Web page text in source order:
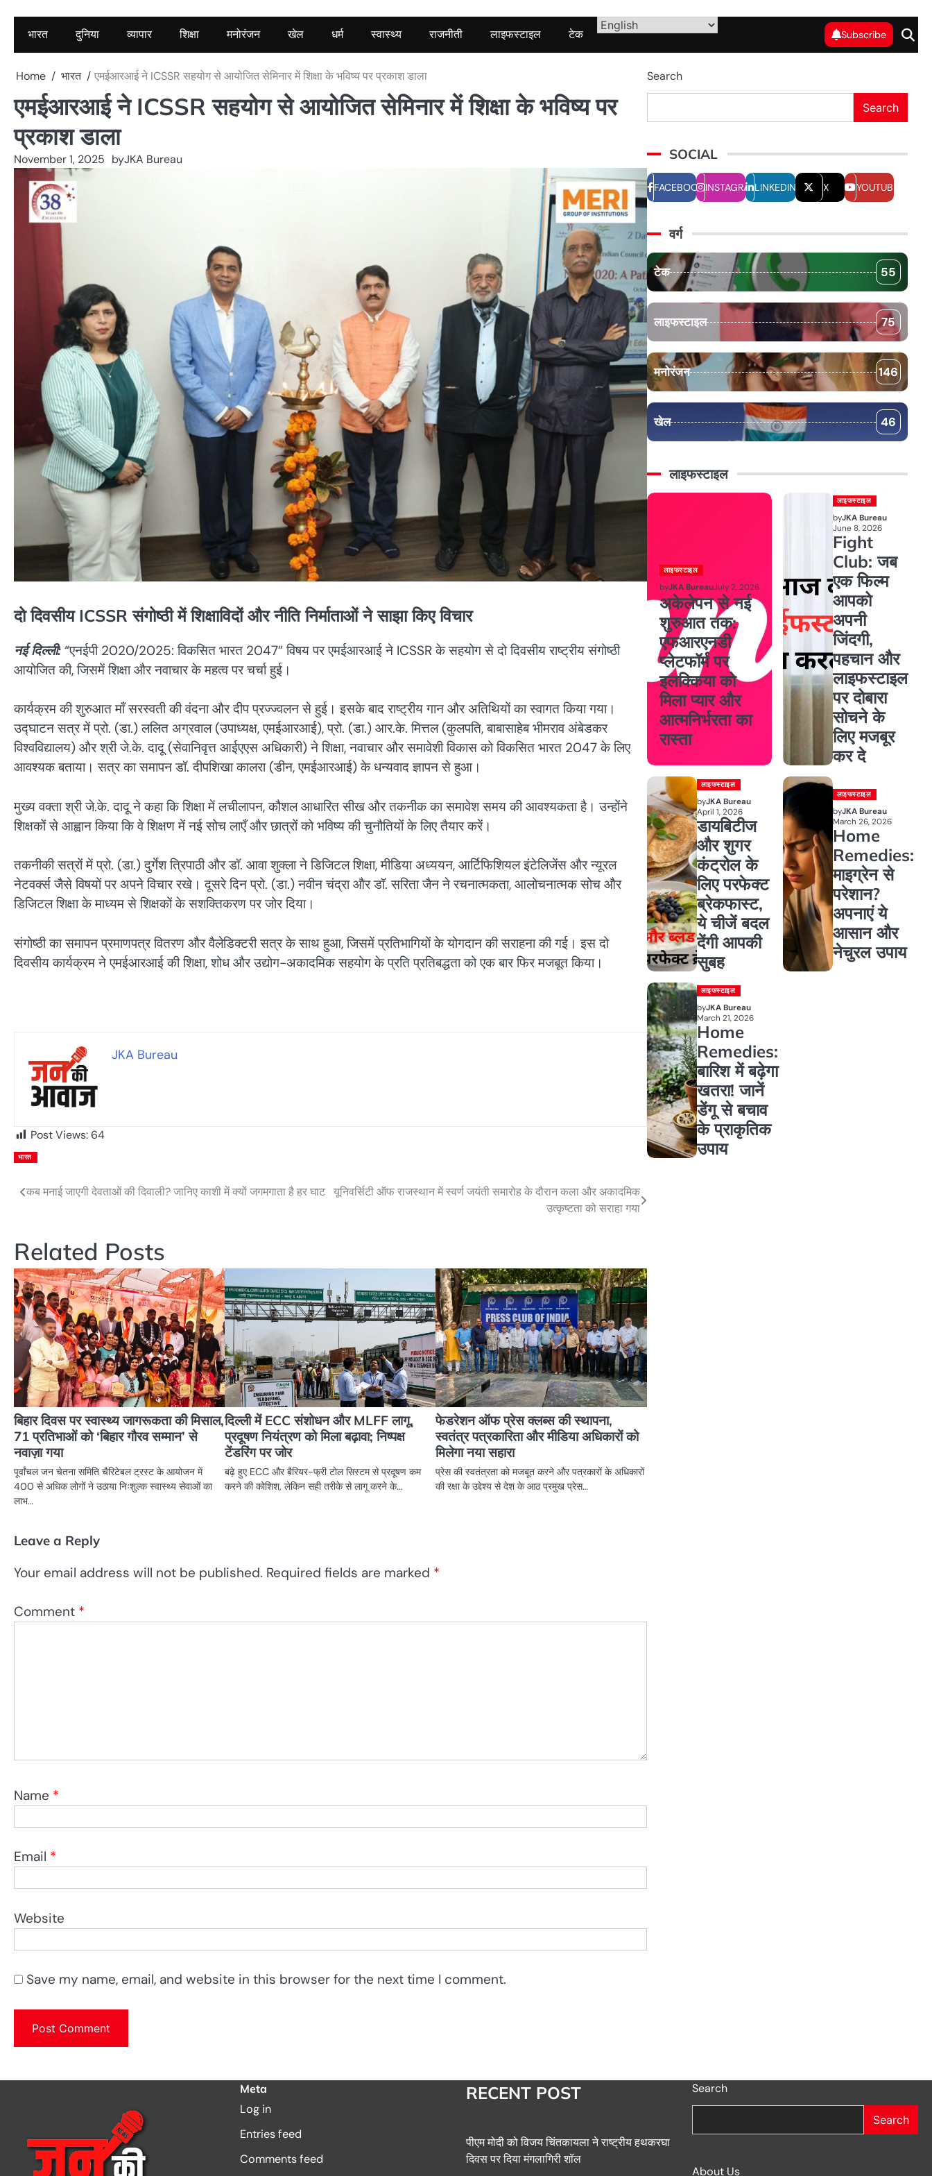
भारत दुनिया व्यापार शिक्षा मनोरंजन खेल धर्म स्वास्थ्य राजनीती लाइफस्टाइल टेक Subscribe
Home भारत एमईआरआई ने ICSSR सहयोग से आयोजित सेमिनार में शिक्षा के भविष्य पर प्रकाश डाला
एमईआरआई ने ICSSR सहयोग से आयोजित सेमिनार में शिक्षा के भविष्य पर
प्रकाश डाला
November 1, 2025 byJKA Bureau
दो दिवसीय ICSSR संगोष्ठी में शिक्षाविदों और नीति निर्माताओं ने साझा किए विचार
नई दिल्ली: “एनईपी 2020/2025: विकसित भारत 2047” विषय पर एमईआरआई ने ICSSR के सहयोग से दो दिवसीय राष्ट्रीय संगोष्ठी
आयोजित की, जिसमें शिक्षा और नवाचार के महत्व पर चर्चा हुई।
कार्यक्रम की शुरुआत माँ सरस्वती की वंदना और दीप प्रज्ज्वलन से हुई। इसके बाद राष्ट्रीय गान और अतिथियों का स्वागत किया गया।
उद्घाटन सत्र में प्रो. (डा.) ललित अग्रवाल (उपाध्यक्ष, एमईआरआई), प्रो. (डा.) आर.के. मित्तल (कुलपति, बाबासाहेब भीमराव अंबेडकर
विश्वविद्यालय) और श्री जे.के. दादू (सेवानिवृत्त आईएएस अधिकारी) ने शिक्षा, नवाचार और समावेशी विकास को विकसित भारत 2047 के लिए
आवश्यक बताया। सत्र का समापन डॉ. दीपशिखा कालरा (डीन, एमईआरआई) के धन्यवाद ज्ञापन से हुआ।
मुख्य वक्ता श्री जे.के. दादू ने कहा कि शिक्षा में लचीलापन, कौशल आधारित सीख और तकनीक का समावेश समय की आवश्यकता है। उन्होंने
शिक्षकों से आह्वान किया कि वे शिक्षण में नई सोच लाएँ और छात्रों को भविष्य की चुनौतियों के लिए तैयार करें।
तकनीकी सत्रों में प्रो. (डा.) दुर्गेश त्रिपाठी और डॉ. आवा शुक्ला ने डिजिटल शिक्षा, मीडिया अध्ययन, आर्टिफिशियल इंटेलिजेंस और न्यूरल
नेटवर्क्स जैसे विषयों पर अपने विचार रखे। दूसरे दिन प्रो. (डा.) नवीन चंद्रा और डॉ. सरिता जैन ने रचनात्मकता, आलोचनात्मक सोच और
डिजिटल शिक्षा के माध्यम से शिक्षकों के सशक्तिकरण पर जोर दिया।
संगोष्ठी का समापन प्रमाणपत्र वितरण और वैलेडिक्टरी सत्र के साथ हुआ, जिसमें प्रतिभागियों के योगदान की सराहना की गई। इस दो
दिवसीय कार्यक्रम ने एमईआरआई की शिक्षा, शोध और उद्योग-अकादमिक सहयोग के प्रति प्रतिबद्धता को एक बार फिर मजबूत किया।
JKA Bureau
Post Views: 64
भारत
Post
कब मनाई जाएगी देवताओं की दिवाली? जानिए काशी में क्यों जगमगाता है हर घाट यूनिवर्सिटी ऑफ राजस्थान में स्वर्ण जयंती समारोह के दौरान कला और अकादमिक
उत्कृष्टता को सराहा गया
Related Posts
बिहार दिवस पर स्वास्थ्य जागरूकता की मिसाल,
71 प्रतिभाओं को ‘बिहार गौरव सम्मान’ से
नवाज़ा गया
पूर्वांचल जन चेतना समिति चैरिटेबल ट्रस्ट के आयोजन में
400 से अधिक लोगों ने उठाया निःशुल्क स्वास्थ्य सेवाओं का
लाभ…
दिल्ली में ECC संशोधन और MLFF लागू,
प्रदूषण नियंत्रण को मिला बढ़ावा; निष्पक्ष
टेंडरिंग पर जोर
बढ़े हुए ECC और बैरियर-फ्री टोल सिस्टम से प्रदूषण कम
करने की कोशिश, लेकिन सही तरीके से लागू करने के…
फेडरेशन ऑफ प्रेस क्लब्स की स्थापना,
स्वतंत्र पत्रकारिता और मीडिया अधिकारों को
मिलेगा नया सहारा
प्रेस की स्वतंत्रता को मजबूत करने और पत्रकारों के अधिकारों
की रक्षा के उद्देश्य से देश के आठ प्रमुख प्रेस…
Leave a Reply
Your email address will not be published. Required fields are marked *
Comment *
Name *
Email *
Website
Save my name, email, and website in this browser for the next time I comment.
Search
Search
SOCIAL
FACEBOOKINSTAGRAMLINKEDIN X YOUTUBE
वर्ग
टेक 55
लाइफस्टाइल 75
मनोरंजन 146
खेल 46
लाइफस्टाइल
लाइफस्टाइल
byJKA BureauJuly 2, 2026
अकेलेपन से नई
शुरुआत तक:
एफआरएनडी
प्लेटफॉर्म पर
इलक्किया को
मिला प्यार और
आत्मनिर्भरता का
रास्ता
लाइफस्टाइल
byJKA Bureau
June 8, 2026
Fight
Club: जब
एक फिल्म
आपको
अपनी
जिंदगी,
पहचान और
लाइफस्टाइल
पर दोबारा
सोचने के
लिए मजबूर
कर दे
लाइफस्टाइल
byJKA Bureau
April 1, 2026
डायबिटीज
और शुगर
कंट्रोल के
लिए परफेक्ट
ब्रेकफास्ट,
ये चीजें बदल
देंगी आपकी
सुबह
लाइफस्टाइल
byJKA Bureau
March 26, 2026
Home
Remedies:
माइग्रेन से
परेशान?
अपनाएं ये
आसान और
नेचुरल उपाय
लाइफस्टाइल
byJKA Bureau
March 21, 2026
Home
Remedies:
बारिश में बढ़ेगा
खतरा! जानें
डेंगू से बचाव
के प्राकृतिक
उपाय
Meta
Log in
Entries feed
Comments feed
RECENT POST
पीएम मोदी को विजय चिंतकायला ने राष्ट्रीय हथकरघा
दिवस पर दिया मंगलागिरी शॉल
Search
Search
About Us